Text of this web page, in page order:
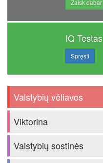
Žaisk dabar
IQ Testas
Spręsti
Valstybių vėliavos
Viktorina
Valstybių sostinės